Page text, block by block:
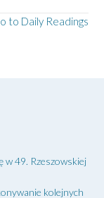
to Daily Readings
w 49. Rzeszowskiej
kolejnych